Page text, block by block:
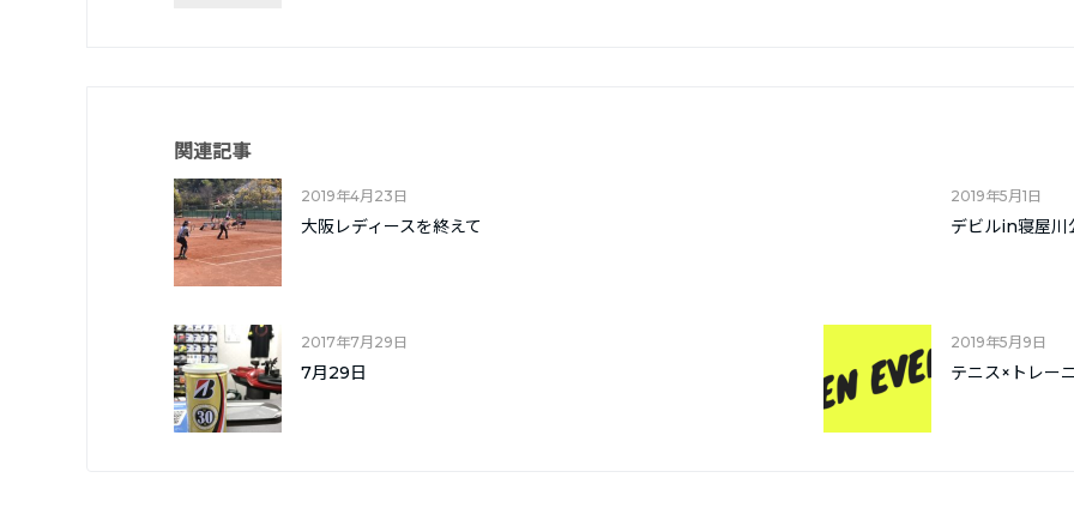
関連記事
2019年4月23日
大阪レディースを終えて
2019年5月1日
デビルin寝屋川
2017年7月29日
7月29日
2019年5月9日
テニス×トレー